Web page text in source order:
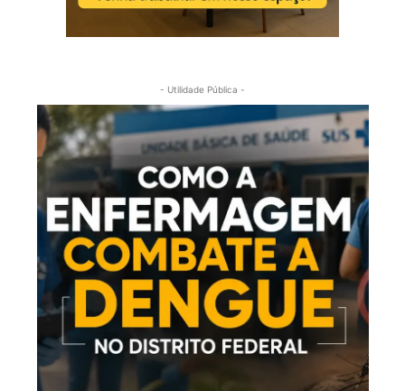
- Utilidade Pública -